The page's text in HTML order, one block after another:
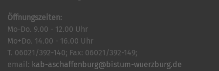
Öffnungszeiten:
Mo-Do. 9.00 - 12.00 Uhr
Mo+Do. 14.00 - 16.00 Uhr
T. 06021/392-140; Fax: 06021/392-149;
email: kab-aschaffenburg@bistum-wuerzburg.de